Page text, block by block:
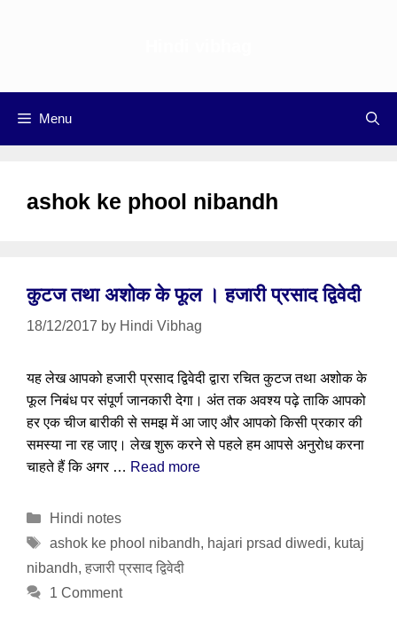
Menu
ashok ke phool nibandh
कुटज तथा अशोक के फूल । हजारी प्रसाद द्विवेदी
18/12/2017 by Hindi Vibhag
यह लेख आपको हजारी प्रसाद द्विवेदी द्वारा रचित कुटज तथा अशोक के
फूल निबंध पर संपूर्ण जानकारी देगा। अंत तक अवश्य पढ़े ताकि आपको
हर एक चीज बारीकी से समझ में आ जाए और आपको किसी प्रकार की
समस्या ना रह जाए। लेख शुरू करने से पहले हम आपसे अनुरोध करना
चाहते हैं कि अगर … Read more
Categories
Hindi notes
Tags
ashok ke phool nibandh, hajari prsad diwedi, kutaj
nibandh, हजारी प्रसाद द्विवेदी
1 Comment